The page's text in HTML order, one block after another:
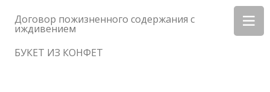
Договор пожизненного содержания с
иждивением
БУКЕТ ИЗ КОНФЕТ